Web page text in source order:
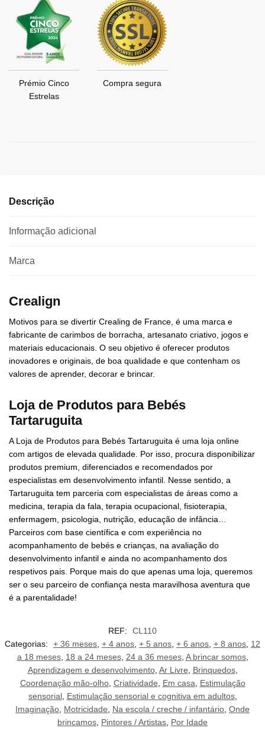
Prémio Cinco
Estrelas
Compra segura
Descrição
Informação adicional
Marca
Crealign
Motivos para se divertir Crealing de France, é uma marca e
fabricante de carimbos de borracha, artesanato criativo, jogos e
materiais educacionais. O seu objetivo é oferecer produtos
inovadores e originais, de boa qualidade e que contenham os
valores de aprender, decorar e brincar.
Loja de Produtos para Bebés
Tartaruguita
A Loja de Produtos para Bebés Tartaruguita é uma loja online
com artigos de elevada qualidade. Por isso, procura disponibilizar
produtos premium, diferenciados e recomendados por
especialistas em desenvolvimento infantil. Nesse sentido, a
Tartaruguita tem parceria com especialistas de áreas como a
medicina, terapia da fala, terapia ocupacional, fisioterapia,
enfermagem, psicologia, nutrição, educação de infância…
Parceiros com base científica e com experiência no
acompanhamento de bebés e crianças, na avaliação do
desenvolvimento infantil e ainda no acompanhamento dos
respetivos pais. Porque mais do que apenas uma loja, queremos
ser o seu parceiro de confiança nesta maravilhosa aventura que
é a parentalidade!
REF:
CL110
Categorias:
+ 36 meses + 4 anos + 5 anos + 6 anos + 8 anos 12
a 18 meses, 18 a 24 meses, 24 a 36 meses, A brincar somos,
Aprendizagem e desenvolvimento, Ar Livre Brinquedos,
Coordenação mão-olho, Criatividade Em casa
Estimulação
sensorial, Estimulação sensorial e cognitiva em adultos,
Imaginação Motricidade Na escola / creche / infantário Onde
brincamos Pintores / Artistas Por Idade